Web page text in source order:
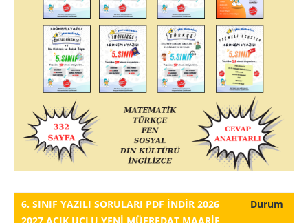
6. SINIF YAZILI SORULARI PDF İNDİR 2026